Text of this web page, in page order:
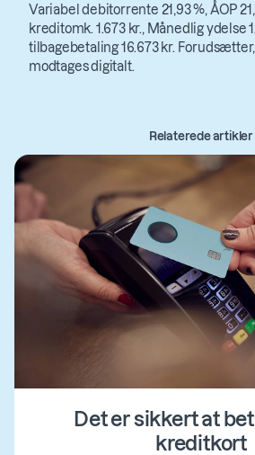
Variabel debitorrente 21,93 %, ÅOP
kreditomk. 1.673 kr., Månedlig ydelse
tilbagebetaling 16.673 kr.
modtages digitalt.
Relaterede artikler
Det er sikkert at
kreditkort